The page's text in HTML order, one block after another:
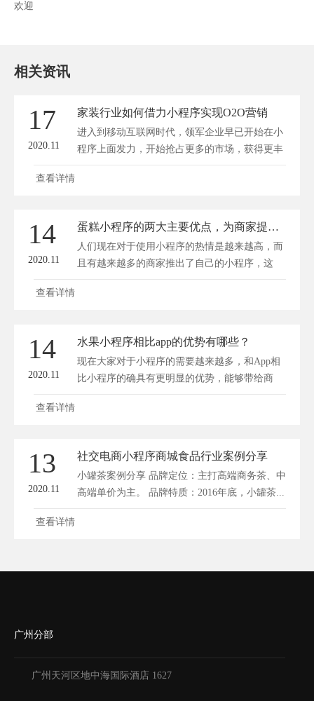
欢迎
相关资讯
17
2020.11
家装行业如何借力小程序实现O2O营销
进入到移动互联网时代，领军企业早已开始在小
程序上面发力，开始抢占更多的市场，获得更丰
厚...
查看详情
14
2020.11
蛋糕小程序的两大主要优点，为商家提供更大的推广平台！
人们现在对于使用小程序的热情是越来越高，而
且有越来越多的商家推出了自己的小程序，这
样...
查看详情
14
2020.11
水果小程序相比app的优势有哪些？
现在大家对于小程序的需要越来越多，和App相
比小程序的确具有更明显的优势，能够带给商
家...
查看详情
13
2020.11
社交电商小程序商城食品行业案例分享
小罐茶案例分享 品牌定位：主打高端商务茶、中
高端单价为主。 品牌特质：2016年底，小罐茶...
查看详情
广州分部
广州天河区地中海国际酒店 1627